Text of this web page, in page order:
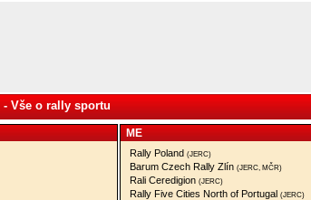
- Vše o rally sportu
ME
Rally Poland (JERC)
Barum Czech Rally Zlín (JERC, MČR)
Rali Ceredigion (JERC)
Rally Five Cities North of Portugal (JERC)